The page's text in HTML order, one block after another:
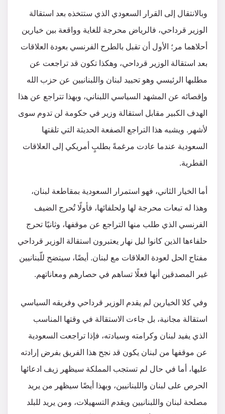
وبالانتقال إلى القرار السعودي الذي ستتخذه بعد استقالة
الوزير قرداحي، فالرياض محرجة للغاية وواقعة بين خيارين
أحلاهما مر؛ الأول أن تقبل بالطرح الفرنسي بعودة العلاقات
بعد استقالة الوزير قرداحي، وهكذا تكون قد تراجعت عن
مطلبها الرئيسي وهو تحييد لبنان واللبنانيين عن حزب الله
وإقصائه عن المشهد السياسي اللبناني، وبهذا تتراجع عن هذا
الهدف الكبير مقابل استقالة وزير في حكومة لن تدوم سوى
لأشهر. ويشبه هذا التراجع الصفعة الحديثة التي تلقتها
السعودية عندما عادت مرغمةً بطلبٍ أمريكي إلى العلاقات
القطرية.
أما الخيار الثاني، فهو استمرار السعودية بمقاطعة لبنان،
وهذا له تبعات محرجة لها ولحلفائها، فأولًا تُحرج الضيف
الفرنسي الذي طلب منها التراجع عن موقفها، وثانيًا تحرج
حلفاءها الذين كانوا ليل نهار يعتبرون استقالة الوزير قرداحي
مفتاح الحل لعودة العلاقات مع لبنان. أيضًا، سيتضح للّبنانيين
غير المصدقين أنها فعلًا تساهم في حصارهم ومعاناتهم.
وفي كلا الخيارين لم يقدم الوزير قرداحي وفريقه السياسي
استقالة مجانية، بل جاءت الاستقالة في وقتها المناسب
الذي يفيد لبنان وكرامته وسيادته، فإذا تراجعت السعودية
عن موقفها من لبنان يكون قد نجح هذا الفريق بفرض إرادته
عليها، أما في حال لم تستجب المملكة سيظهر زيف ادعائها
الحرص على لبنان واللبنانيين، وبهذا أيضًا سيظهر من يريد
مصلحة لبنان واللبنانيين ويقدم التسهيلات، ومن يريد للبلد